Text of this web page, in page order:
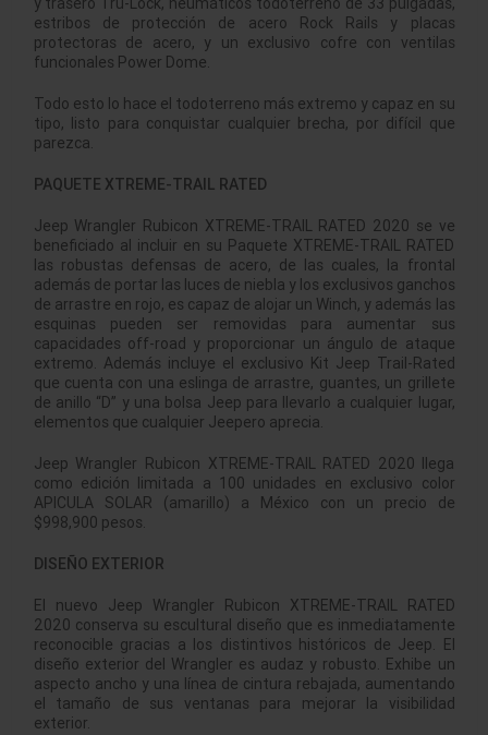
estribos de protección de acero Rock Rails y placas
protectoras de acero, y un exclusivo cofre con ventilas
funcionales Power Dome.
Todo esto lo hace el todoterreno más extremo y capaz en su
tipo, listo para conquistar cualquier brecha, por difícil que
parezca.
PAQUETE XTREME-TRAIL RATED
Jeep Wrangler Rubicon XTREME-TRAIL RATED 2020 se ve
beneficiado al incluir en su Paquete XTREME-TRAIL RATED
las robustas defensas de acero, de las cuales, la frontal
además de portar las luces de niebla y los exclusivos ganchos
de arrastre en rojo, es capaz de alojar un Winch, y además las
esquinas pueden ser removidas para aumentar sus
capacidades off-road y proporcionar un ángulo de ataque
extremo. Además incluye el exclusivo Kit Jeep Trail-Rated
que cuenta con una eslinga de arrastre, guantes, un grillete
de anillo “D” y una bolsa Jeep para llevarlo a cualquier lugar,
elementos que cualquier Jeepero aprecia.
Jeep Wrangler Rubicon XTREME-TRAIL RATED 2020 llega
como edición limitada a 100 unidades en exclusivo color
APICULA SOLAR (amarillo) a México con un precio de
$998,900 pesos.
DISEÑO EXTERIOR
El nuevo Jeep Wrangler Rubicon XTREME-TRAIL RATED
2020 conserva su escultural diseño que es inmediatamente
reconocible gracias a los distintivos históricos de Jeep. El
diseño exterior del Wrangler es audaz y robusto. Exhibe un
aspecto ancho y una línea de cintura rebajada, aumentando
el tamaño de sus ventanas para mejorar la visibilidad
exterior.